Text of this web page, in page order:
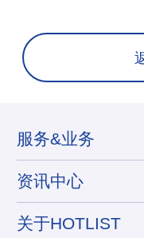
牌合
服务&业务
资讯中心
关于HOTLIST